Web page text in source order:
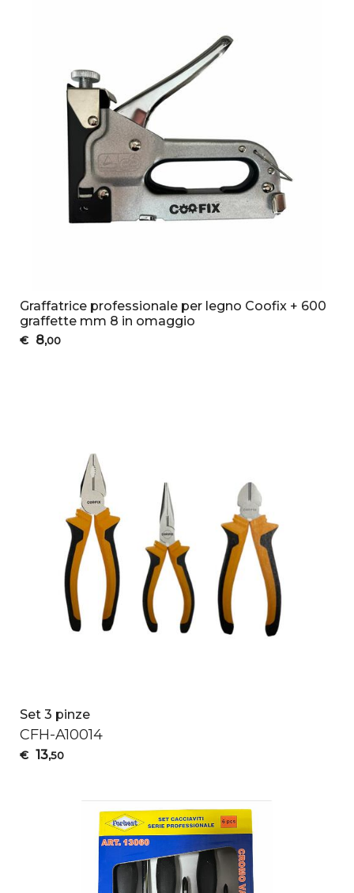
Graffatrice professionale per legno Coofix + 600
graffette mm 8 in omaggio
€ 8,00
Set 3 pinze
CFH-A10014
€ 13,50